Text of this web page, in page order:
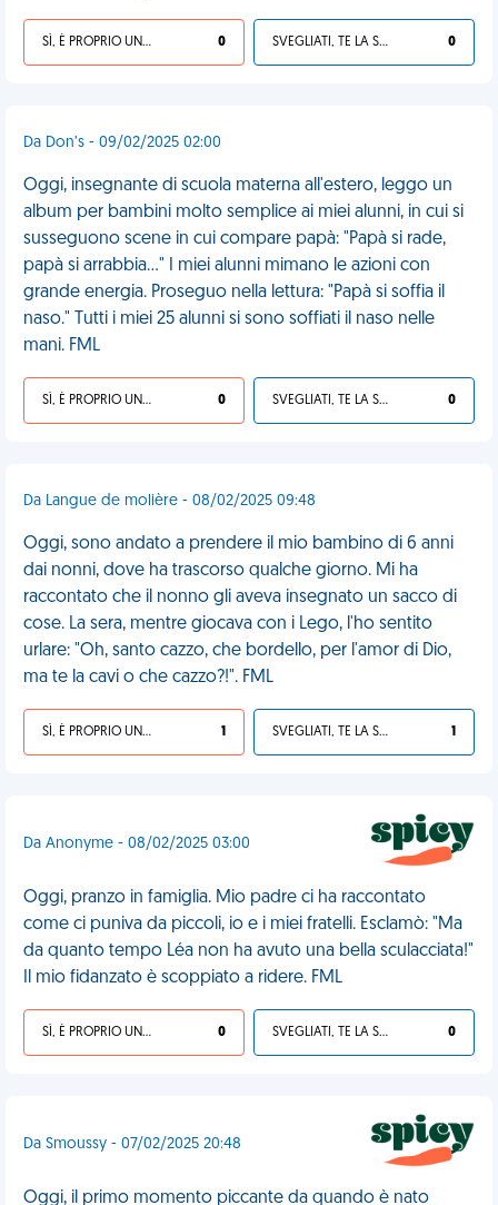
SÌ, È PROPRIO UNA VDM! 0 SVEGLIATI, TE LA SEI CERCATA! 0
Da Don’s - 09/02/2025 02:00
Oggi, insegnante di scuola materna all'estero, leggo un
album per bambini molto semplice ai miei alunni, in cui si
susseguono scene in cui compare papà: "Papà si rade,
papà si arrabbia…" I miei alunni mimano le azioni con
grande energia. Proseguo nella lettura: "Papà si soffia il
naso." Tutti i miei 25 alunni si sono soffiati il naso nelle
mani. FML
SÌ, È PROPRIO UNA VDM! 0 SVEGLIATI, TE LA SEI CERCATA! 0
Da Langue de molière - 08/02/2025 09:48
Oggi, sono andato a prendere il mio bambino di 6 anni
dai nonni, dove ha trascorso qualche giorno. Mi ha
raccontato che il nonno gli aveva insegnato un sacco di
cose. La sera, mentre giocava con i Lego, l'ho sentito
urlare: "Oh, santo cazzo, che bordello, per l'amor di Dio,
ma te la cavi o che cazzo?!". FML
SÌ, È PROPRIO UNA VDM! 1 SVEGLIATI, TE LA SEI CERCATA! 1
Da Anonyme - 08/02/2025 03:00
Oggi, pranzo in famiglia. Mio padre ci ha raccontato
come ci puniva da piccoli, io e i miei fratelli. Esclamò: "Ma
da quanto tempo Léa non ha avuto una bella sculacciata!"
Il mio fidanzato è scoppiato a ridere. FML
SÌ, È PROPRIO UNA VDM! 0 SVEGLIATI, TE LA SEI CERCATA! 0
Da Smoussy - 07/02/2025 20:48
Oggi, il primo momento piccante da quando è nato